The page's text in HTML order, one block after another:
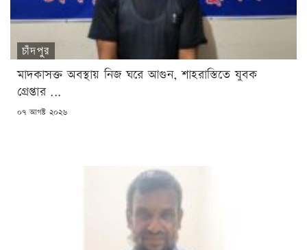
চাঁদপুর
মাদকাসক্ত অবস্থায় নিজ ঘরে আগুন, শাহরাস্তিতে যুবক
গ্রেপ্তার ...
POSTED
০৭ আগষ্ট ২০২৬